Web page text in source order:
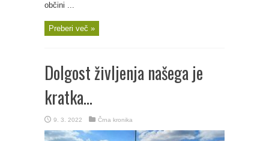
občini ...
Preberi več »
Dolgost življenja našega je
kratka…
9. 3. 2022 Črna kronika